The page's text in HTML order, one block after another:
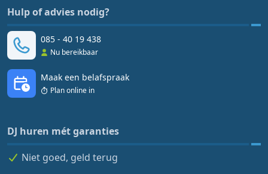
Hulp of advies nodig?
085 - 40 19 438
Nu bereikbaar
Maak een belafspraak
Plan online in
DJ huren mét garanties
Niet goed, geld terug